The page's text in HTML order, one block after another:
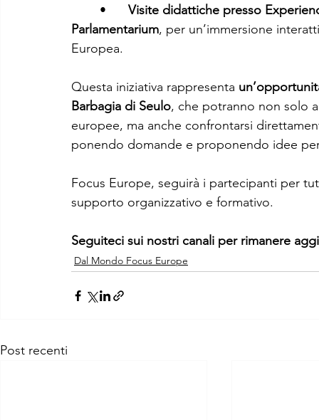
Visite didattiche presso
Parlamentarium, per un’immersione
Europea.
Questa iniziativa rappresenta
Barbagia di Seulo, che potranno non solo
europee, ma anche confrontarsi
ponendo domande e proponendo idee
Focus Europe, seguirà i partecipanti per
supporto organizzativo e formativo.
Seguiteci sui nostri canali per rimanere
Dal Mondo Focus Europe
Post recenti